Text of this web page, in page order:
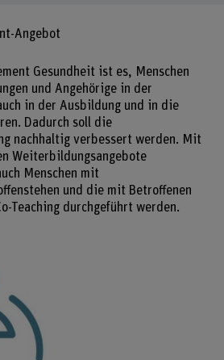
Angebot
Gesundheit ist es, Menschen
und Angehörige in der
in der Ausbildung und in die
Dadurch soll die
nachhaltig verbessert werden. Mit
Weiterbildungsangebote
Menschen mit
und die mit Betroffenen
Teaching durchgeführt werden.